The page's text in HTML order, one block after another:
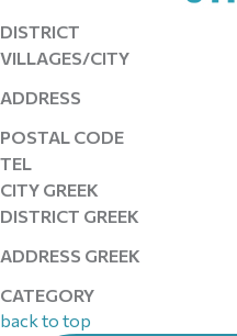
DISTRICT
VILLAGES/CITY
ADDRESS
POSTAL CODE
TEL
CITY GREEK
DISTRICT GREEK
ADDRESS GREEK
CATEGORY
back to top